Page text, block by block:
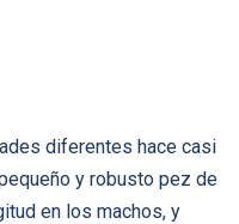
diferentes hace casi
y robusto pez de
en los machos, y